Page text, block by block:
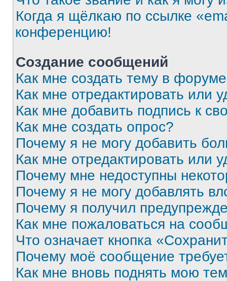
Когда я щёлкаю по ссылке
конференцию!
Создание сообщений
Как мне создать тему в
Как мне отредактировать или
Как мне добавить подпись к
Как мне создать опрос?
Почему я не могу добавить
Как мне отредактировать или
Почему мне недоступны
Почему я не могу добавлять
Почему я получил
Как мне пожаловаться на
Что означает кнопка
Почему моё сообщение
Как мне вновь поднять мою